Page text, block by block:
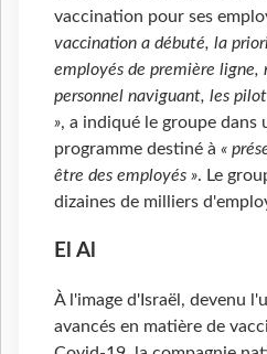
vaccination pour ses
vaccination a débuté, la
employés de première ligne,
personnel naviguant, les
», a indiqué le groupe dans
programme destiné à «
être des employés ». Le
dizaines de milliers
El Al
À l'image d'Israël, devenu
avancés en matière de